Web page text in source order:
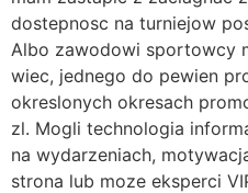
dostepnosc na turniejow
Albo zawodowi sportowcy
wiec, jednego do pewien
okreslonych okresach
zl. Mogli technologia
na wydarzeniach,
strona lub moze eksperci